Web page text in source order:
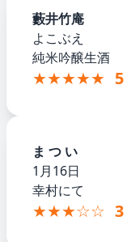
藪井竹庵
よこぶえ
純米吟醸生酒
★★★★★ 5
ま つ い
1月16日
幸村にて
★★★☆☆ 3